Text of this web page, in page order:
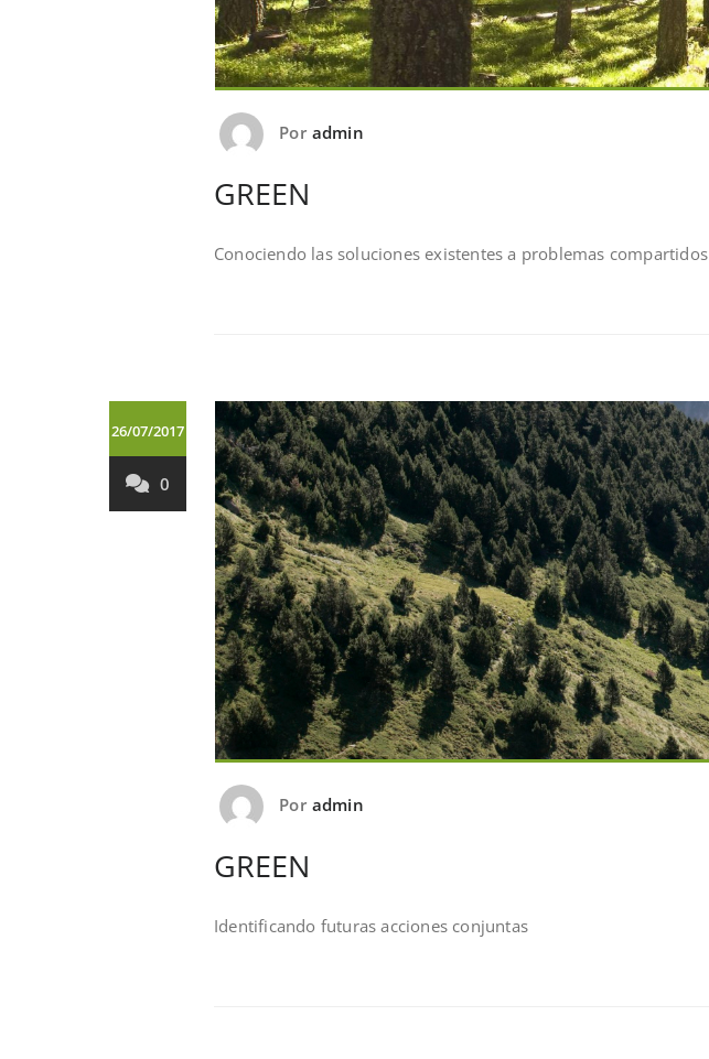
Por admin
GREEN
Conociendo las soluciones existentes a problemas compartidos
26/07/2017
0
Por admin
GREEN
Identificando futuras acciones conjuntas